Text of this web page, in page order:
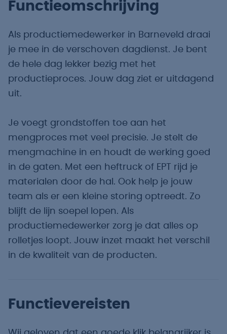
Functieomschrijving
Als productiemedewerker in Barneveld draai
je mee in de verschoven dagdienst. Je bent
de hele dag lekker bezig met het
productieproces. Jouw dag ziet er uitdagend
uit.
Je voegt grondstoffen toe aan het
mengproces met veel precisie. Je stelt de
mengmachine in en houdt de werking goed
in de gaten. Met een heftruck of EPT rijd je
materialen door de hal. Ook help je jouw
team als er een kleine storing optreedt. Zo
blijft de lijn soepel lopen. Als
productiemedewerker zorg je dat alles op
rolletjes loopt. Jouw inzet maakt het verschil
in de kwaliteit van de producten.
Functievereisten